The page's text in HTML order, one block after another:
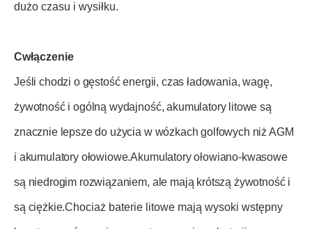
dużo czasu i wysiłku.
Cwłączenie
Jeśli chodzi o gęstość energii, czas ładowania, wagę,
żywotność i ogólną wydajność, akumulatory litowe są
znacznie lepsze do użycia w wózkach golfowych niż AGM
i akumulatory ołowiowe.Akumulatory ołowiano-kwasowe
są niedrogim rozwiązaniem, ale mają krótszą żywotność i
są ciężkie.Chociaż baterie litowe mają wysoki wstępny